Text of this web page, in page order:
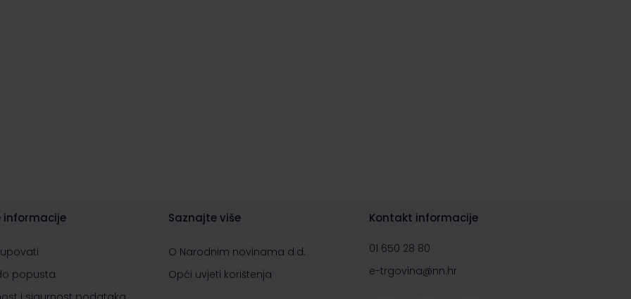
informacije
popusta
Saznajte više
O Narodnim novinama d.d.
Opći uvjeti korištenja
Kontakt informacije
01 650 28 80
e-trgovina@nn.hr